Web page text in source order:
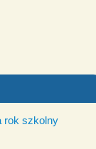
rok szkolny